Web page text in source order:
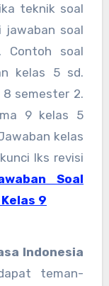
teknik soal
jawaban soal
Contoh soal
kelas 5 sd.
8 semester 2.
9 kelas 5
kelas
lks revisi
Soal
9
Indonesia
teman-